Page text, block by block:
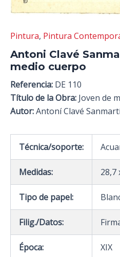
Pintura, Pintura
Antoni Clavé
medio cuerpo
Referencia: DE 110
Título de la Obra: Joven de
Autor:Antoní Clavé
Técnica/soporte:
Medidas: 28,7
Tipo de papel:
Filig./Datos:
Época: XIX